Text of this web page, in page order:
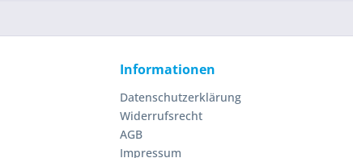
Informationen
Datenschutzerklärung
Widerrufsrecht
AGB
Impressum